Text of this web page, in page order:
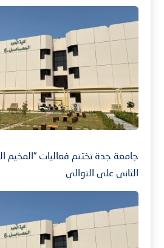
جامعة جدة تختتم فعاليات “المخيم
الثاني على التوالي